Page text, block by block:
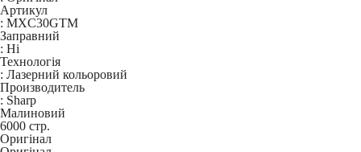
Артикул
: MXC30GTM
Заправний
: Ні
Технологія
: Лазерний кольоровий
Производитель
: Sharp
Малиновий
6000 стр.
Оригінал